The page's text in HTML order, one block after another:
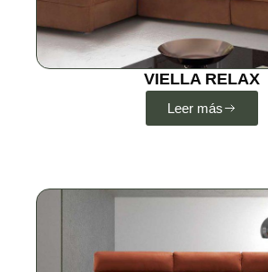
VIELLA RELAX
Leer más